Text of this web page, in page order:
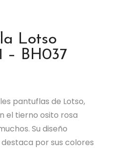
Lotso
– BH037
pantuflas de Lotso,
el tierno osito rosa
Su diseño
por sus colores